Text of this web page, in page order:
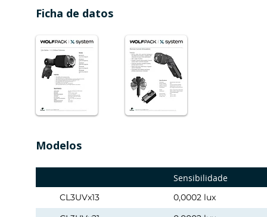
Ficha de datos
Modelos
Sensibilidade
CL3UVx13
0,0002 lux